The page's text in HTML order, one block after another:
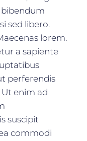
bibendum
sed libero.
lorem.
a sapiente
perferendis
enim ad
suscipit
commodi